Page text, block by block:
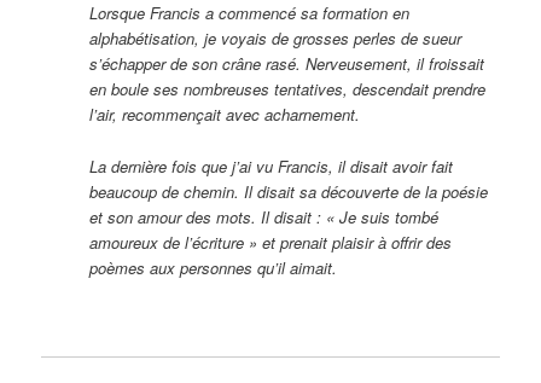
Lorsque Francis a commencé sa formation en
alphabétisation, je voyais de grosses perles de sueur
s’échapper de son crâne rasé. Nerveusement, il froissait
en boule ses nombreuses tentatives, descendait prendre
l’air, recommençait avec acharnement.
La dernière fois que j’ai vu Francis, il disait avoir fait
beaucoup de chemin. Il disait sa découverte de la poésie
et son amour des mots. Il disait : « Je suis tombé
amoureux de l’écriture » et prenait plaisir à offrir des
poèmes aux personnes qu’il aimait.